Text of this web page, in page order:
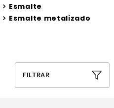
Esmalte
Esmalte metalizado
FILTRAR